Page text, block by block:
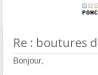
Re : boutures
Bonjour,